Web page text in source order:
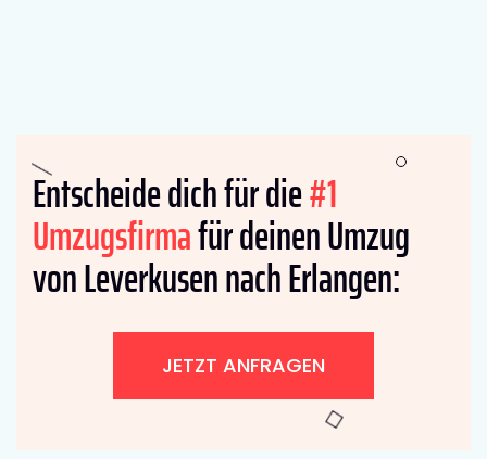
Entscheide dich für die#1
Umzugsfirmafür deinen Umzug
von Leverkusen nach Erlangen:
JETZT ANFRAGEN